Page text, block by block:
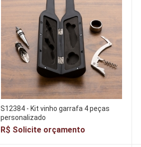
S12384 - Kit vinho garrafa 4 peças
personalizado
R$ Solicite orçamento